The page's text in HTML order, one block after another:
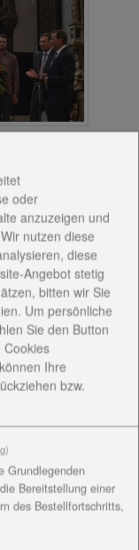
den
Förderpreis
und der
zum 273.
Absolventin
in Weimar,
Choral im
und
einlässt,
Professor
Musik im
auf die
oder
anzuzeigen und
nutzen diese
diese
Angebot stetig
bitten wir Sie
Um persönliche
Sie den Button
Cookies
Ihre
bzw.
Grundlegenden
Bereitstellung einer
des Bestellfortschritts,